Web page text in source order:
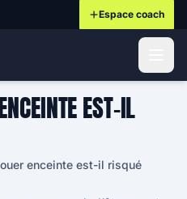
Espace coach
EST-IL
enceinte est-il risqué